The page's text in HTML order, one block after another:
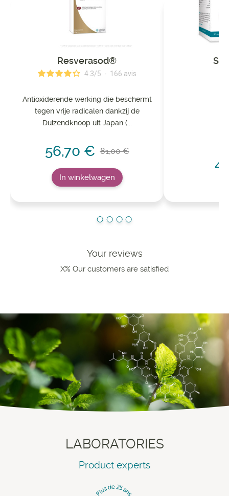
Resverasod®
4.3/5 - 166 avis
Antioxiderende werking die beschermt
tegen vrije radicalen dankzij de
Duizendknoop uit Japan (...
56,70 € 81,00 €
In winkelwagen
Your reviews
X% Our customers are satisfied
LABORATORIES
Product experts